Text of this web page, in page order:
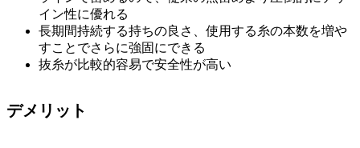
イン性に優れる
長期間持続する持ちの良さ、使用する糸の本数を増や
すことでさらに強固にできる
抜糸が比較的容易で安全性が高い
デメリット